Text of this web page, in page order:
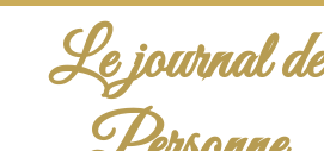
Le journal de